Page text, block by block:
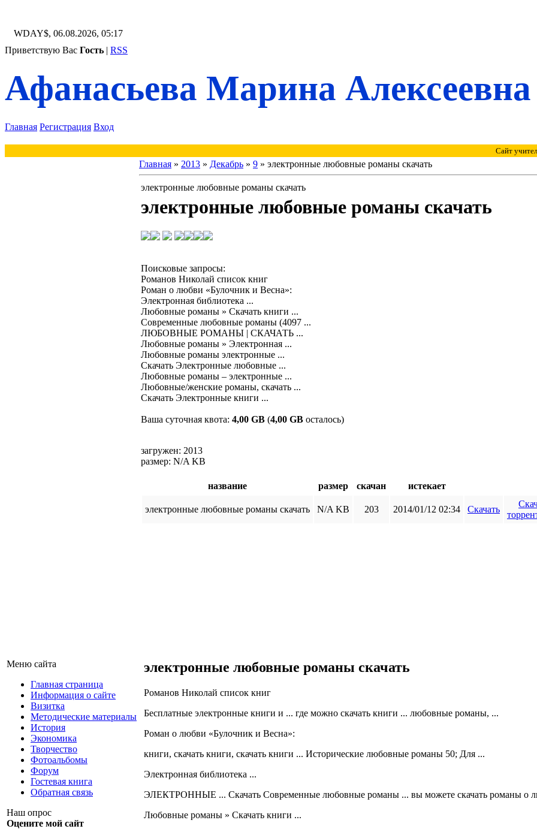
WDAY$, 06.08.2026, 05:17
Приветствую Вас Гость | RSS
Афанасьева Марина Алексеевна
Главная Регистрация Вход
Сайт учителя
Меню сайта
Главная страница
Информация о сайте
Визитка
Методические материалы
История
Экономика
Творчество
Фотоальбомы
Форум
Гостевая книга
Обратная связь
Наш опрос
Оцените мой сайт
Главная » 2013 » Декабрь » 9 » электронные любовные романы скачать
электронные любовные романы скачать
электронные любовные романы скачать
Поисковые запросы:
Романов Николай список книг
Роман о любви «Булочник и Весна»:
Электронная библиотека ...
Любовные романы » Скачать книги ...
Современные любовные романы (4097 ...
ЛЮБОВНЫЕ РОМАНЫ | СКАЧАТЬ ...
Любовные романы » Электронная ...
Любовные романы электронные ...
Скачать Электронные любовные ...
Любовные романы – электронные ...
Любовные/женские романы, скачать ...
Скачать Электронные книги ...
Ваша суточная квота: 4,00 GB (4,00 GB осталось)
загружен: 2013
размер: N/A KB
название размер скачан истекает
электронные любовные романы скачать N/A KB 203 2014/01/12 02:34 Скачать
электронные любовные романы скачать
Романов Николай список книг
Бесплатные электронные книги и ... где можно скачать книги ... любовные романы, ...
Роман о любви «Булочник и Весна»:
книги, скачать книги, скачать книги ... Исторические любовные романы 50; Для ...
Электронная библиотека ...
ЭЛЕКТРОННЫЕ ... Скачать Современные любовные романы ... вы можете скачать романы о
Любовные романы » Скачать книги ...